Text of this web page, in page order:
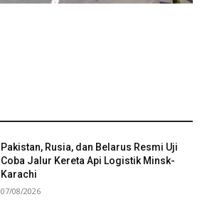
Pakistan, Rusia, dan Belarus Resmi Uji
Coba Jalur Kereta Api Logistik Minsk-
Karachi
07/08/2026